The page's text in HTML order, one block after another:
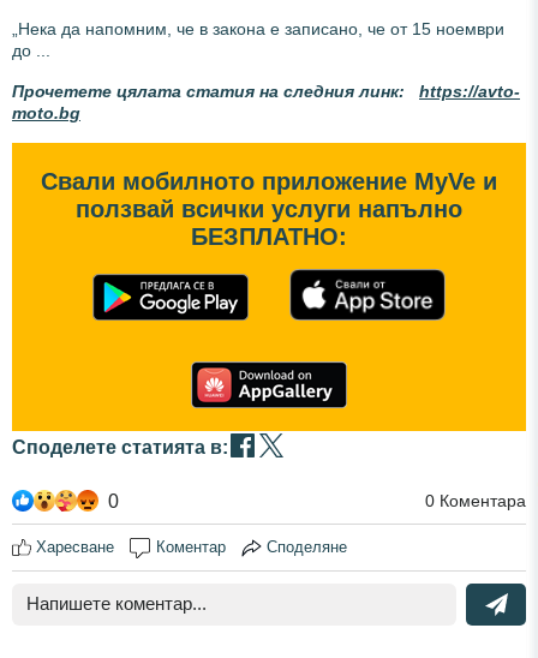
„Нека да напомним, че в закона е записано, че от 15 ноември
до ...
Прочетете цялата статия на следния линк: https://avto-
moto.bg
Свали мобилното приложение MyVe и
ползвай всички услуги напълно
БЕЗПЛАТНО:
Споделете статията в:
0 0 Коментара
Харесване Коментар Споделяне